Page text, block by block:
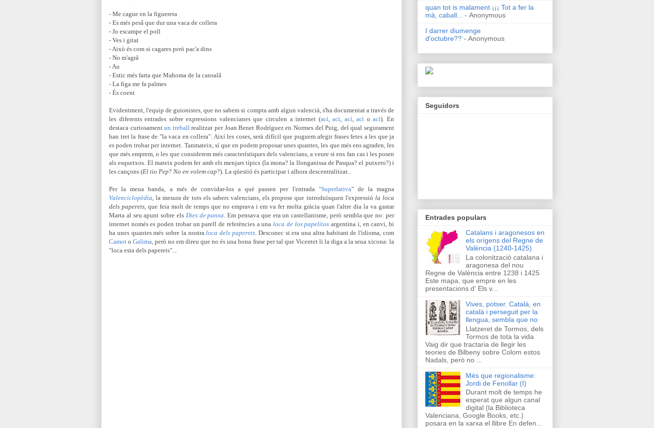
- Me cague en la figuereta
- Es més pesâ que dur una vaca de collera
- Jo escampe el poll
- Ves i gitat
- Això és com si cagares però pac'a dins
- No m'agrâ
- Au
- Estic més farta que Mahoma de la cansalâ
- La figa me fa palmes
- És coent
Evidentment, l'equip de guionistes, que no sabem si compta amb algun valencià, s'ha documentat a través de
les diferents entrades sobre expressions valencianes que circulen a internet (ací, ací, ací,ací oací). En
destaca curiosamentun treballrealitzat per Joan Benet Rodríguez en Normes del Puig, del qual segurament
han tret la frase de "la vaca en collera". Així les coses, serà difícil que puguem afegir frases fetes a les que ja
es poden trobar per internet. Tanmateix, sí que en podem proposar unes quantes, les que més ens agraden, les
que més emprem, o les que considerem més característiques dels valencians, a veure si ens fan cas i les posen
als esquetxos. El mateix podem fer amb els menjars típics (la mona? la llonganissa de Pasqua? el putxero?) i
les cançons (El tio Pep? No en volem cap?). La qüestió és participar i alhora descentralitzar...
Per la meua banda, a més de convidar-los a què passen per l'entrada "Superlativa" de la magna
Valenciclopèdia, la mesura de tots els sabers valencians, els propose que introduïsquen l'expressió la loca
dels paperets, que feia molt de temps que no emprava i em va fer molta gràcia quan l'altre dia la va gastar
Marta al seu apunt sobre els Dies de panxa. Em pensava que era un castellanisme, però sembla que no: per
internet només es poden trobar un parell de referències a unaloca de los papelitos argentina i, en canvi, hi
ha unes quantes més sobre la nostraloca dels paperets. Desconec si era una altra habitant de l'idioma, com
Camot oGalima, però no em direu que no és una bona frase per tal que Vicentet li la diga a la seua xicona: la
"loca esta dels paperets"...
quan tot is malament ¡¡¡ Tot a fer la
mà, caball...
- Anonymous
I darrer diumenge
d'octubre?? - Anonymous
Seguidors
Entrades populars
Catalans i aragonesos en
els orígens del Regne de
València (1240-1425)
La colonització catalana i
aragonesa del nou
Regne de València entre 1238 i 1425
Este mapa, que empre en les
presentacions d' Els v...
Vives, potser. Català, en
català i perseguit per la
llengua, sembla que no
Llatzeret de Tormos, dels
Tormos de tota la vida
Vaig dir que tractaria de llegir les
teories de Bilbeny sobre Colom estos
Nadals, però no ...
Més que regionalisme:
Jordi de Fenollar (I)
Durant molt de temps he
esperat que algun canal
digital (la Biblioteca
Valenciana, Google Books, etc.)
posara en la xarxa el llibre En defen...